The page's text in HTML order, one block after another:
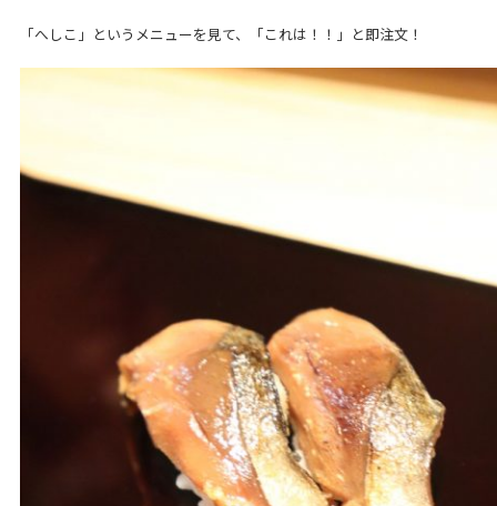
「へしこ」というメニューを見て、「これは！！」と即注文！